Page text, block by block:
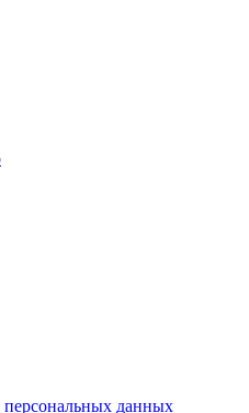
персональных данных